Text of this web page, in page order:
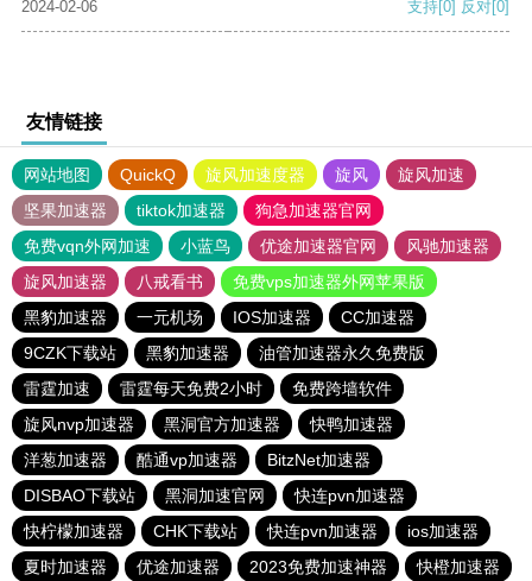
2024-02-06 支持[0] 反对[0]
友情链接
网站地图 QuickQ 旋风加速度器 旋风
旋风加速
坚果加速器
tiktok加速器
狗急加速器官网
免费vqn外网加速
小蓝鸟 优途加速器官网
风驰加速器
旋风加速器
八戒看书
免费vps加速器外网苹果版
黑豹加速器
一元机场 IOS加速器
CC加速器
9CZK下载站
黑豹加速器
油管加速器永久免费版
雷霆加速
雷霆每天免费2小时
免费跨墙软件
旋风nvp加速器
黑洞官方加速器
快鸭加速器
洋葱加速器
酷通vp加速器
BitzNet加速器
DISBAO下载站
黑洞加速官网
快连pvn加速器
快柠檬加速器
CHK下载站 快连pvn加速器
ios加速器
夏时加速器
优途加速器 2023免费加速神器 快橙加速器